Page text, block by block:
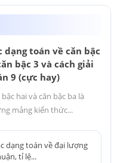
dạng toán về căn bậc
bậc 3 và cách giải
9 (cực hay)
bậc hai và căn bậc ba là
mảng kiến thức...
dạng toán về đại lượng
tỉ lệ...